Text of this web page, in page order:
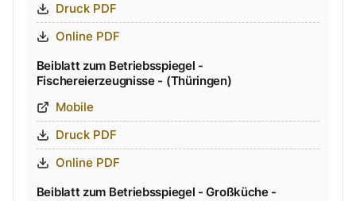
Druck PDF
Online PDF
Beiblatt zum Betriebsspiegel -
Fischereierzeugnisse - (Thüringen)
Mobile
Druck PDF
Online PDF
Beiblatt zum Betriebsspiegel - Großküche -